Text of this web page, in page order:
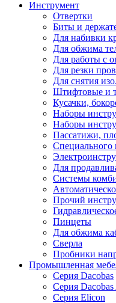
Инструмент
Отвертки
Биты и
Для набивки
Для обжима
Для работы с
Для резки
Для снятия
Штифтовые и
Кусачки,
Наборы
Наборы
Пассатижи,
Специального
Для
Системы
Прочий
Пинцеты
Для обжима
Сверла
Пробники
Промышленная
Серия Dacobas
Серия Dacobas
Серия Elicon